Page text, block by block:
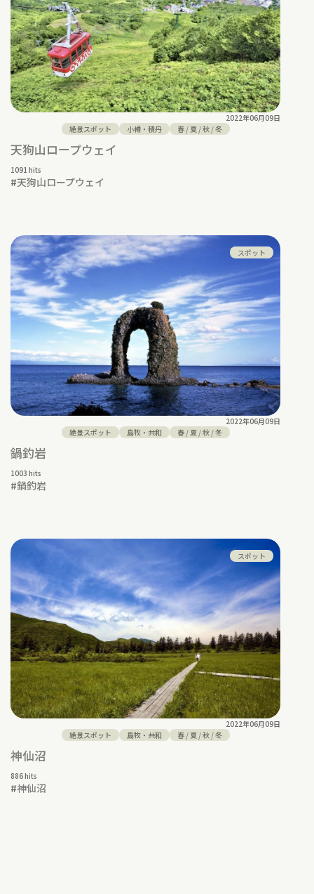
2022年06月09日
絶景スポット
小樽・積丹 春/ 夏/秋/冬
天狗山ロープウェイ
1091 hits
#天狗山ロープウェイ
スポット
2022年06月09日
絶景スポット
島牧・共和 春/ 夏/秋/冬
鍋釣岩
1003 hits
#鍋釣岩
スポット
2022年06月09日
絶景スポット
島牧・共和 春/ 夏/秋/冬
神仙沼
886 hits
#神仙沼